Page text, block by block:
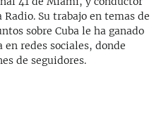
Su trabajo en temas de
sobre Cuba le ha ganado
redes sociales, donde
de seguidores.